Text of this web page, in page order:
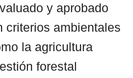
y aprobado
criterios ambientales
la agricultura
forestal